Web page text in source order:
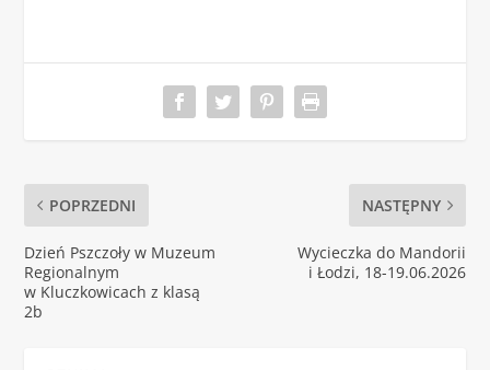
POPRZEDNI
Dzień Pszczoły w Muzeum
Regionalnym
w Kluczkowicach z klasą
2b
NASTĘPNY
Wycieczka do Mandorii
i Łodzi, 18-19.06.2026